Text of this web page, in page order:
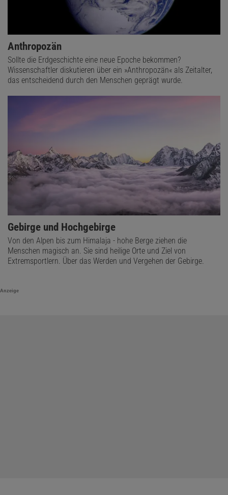
Anthropozän
Sollte die Erdgeschichte eine neue Epoche bekommen?
Wissenschaftler diskutieren über ein »Anthropozän« als Zeitalter,
das entscheidend durch den Menschen geprägt wurde.
Gebirge und Hochgebirge
Von den Alpen bis zum Himalaja - hohe Berge ziehen die
Menschen magisch an. Sie sind heilige Orte und Ziel von
Extremsportlern. Über das Werden und Vergehen der Gebirge.
Anzeige